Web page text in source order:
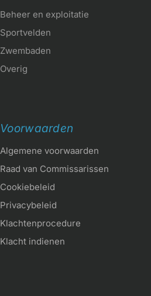
Beheer en exploitatie
Sportvelden
Zwembaden
Overig
Voorwaarden
Algemene voorwaarden
Raad van Commissarissen
Cookiebeleid
Privacybeleid
Klachtenprocedure
Klacht indienen